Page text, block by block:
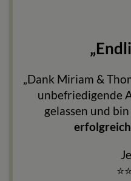
„Dank Miriam &
unbefriedigende
gelassen und
⭐⭐